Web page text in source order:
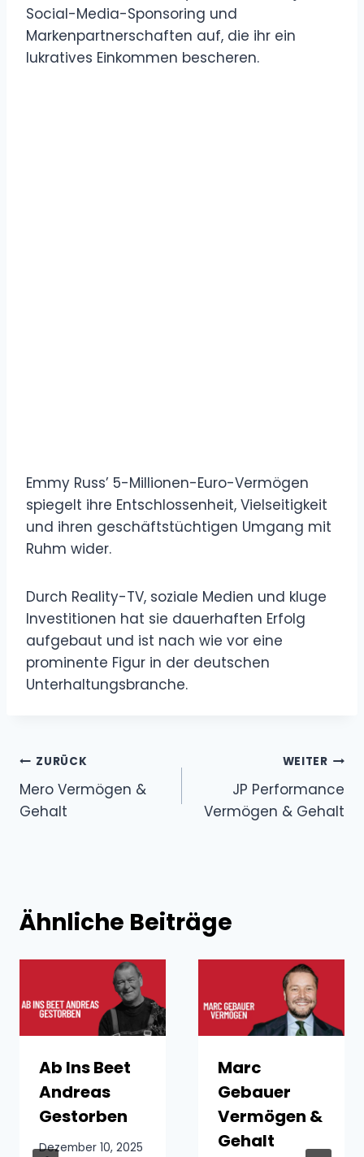
Social-Media-Sponsoring und
Markenpartnerschaften auf, die ihr ein
lukratives Einkommen bescheren.
Emmy Russ’ 5-Millionen-Euro-Vermögen
spiegelt ihre Entschlossenheit, Vielseitigkeit
und ihren geschäftstüchtigen Umgang mit
Ruhm wider.
Durch Reality-TV, soziale Medien und kluge
Investitionen hat sie dauerhaften Erfolg
aufgebaut und ist nach wie vor eine
prominente Figur in der deutschen
Unterhaltungsbranche.
Beitragsnavigation
ZURÜCK
Mero Vermögen &
Gehalt
WEITER
JP Performance
Vermögen & Gehalt
Ähnliche Beiträge
Ab Ins Beet
Andreas
Gestorben
Dezember 10, 2025
Marc
Gebauer
Vermögen &
Gehalt